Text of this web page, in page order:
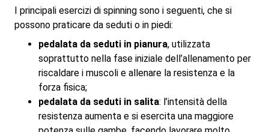
I principali esercizi di spinning sono i seguenti, che si
possono praticare da seduti o in piedi:
pedalata da seduti in pianura, utilizzata
soprattutto nella fase iniziale dell’allenamento per
riscaldare i muscoli e allenare la resistenza e la
forza fisica;
pedalata da seduti in salita: l’intensità della
resistenza aumenta e si esercita una maggiore